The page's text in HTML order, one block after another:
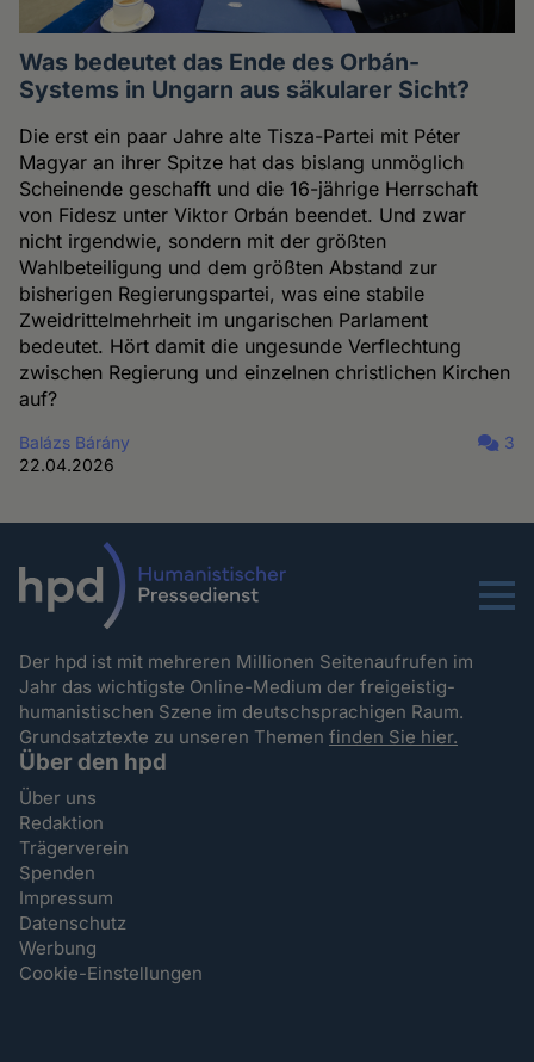
Was bedeutet das Ende des Orbán-
Systems in Ungarn aus säkularer Sicht?
Die erst ein paar Jahre alte Tisza-Partei mit Péter
Magyar an ihrer Spitze hat das bislang unmöglich
Scheinende geschafft und die 16-jährige Herrschaft
von Fidesz unter Viktor Orbán beendet. Und zwar
nicht irgendwie, sondern mit der größten
Wahlbeteiligung und dem größten Abstand zur
bisherigen Regierungspartei, was eine stabile
Zweidrittelmehrheit im ungarischen Parlament
bedeutet. Hört damit die ungesunde Verflechtung
zwischen Regierung und einzelnen christlichen Kirchen
auf?
Balázs Bárány
22.04.2026
3
Menu
Der hpd ist mit mehreren Millionen Seitenaufrufen im
Jahr das wichtigste Online-Medium der freigeistig-
humanistischen Szene im deutschsprachigen Raum.
Grundsatztexte zu unseren Themenfinden Sie hier.
Über den hpd
Über uns
Redaktion
Trägerverein
Spenden
Impressum
Datenschutz
Werbung
Cookie-Einstellungen